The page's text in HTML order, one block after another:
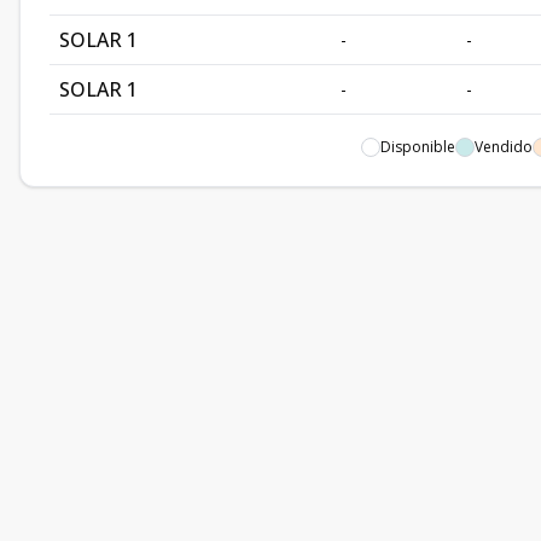
SOLAR 1 - -
SOLAR 1 - -
300.07
SOLAR 1 - -
Disponible Vendido